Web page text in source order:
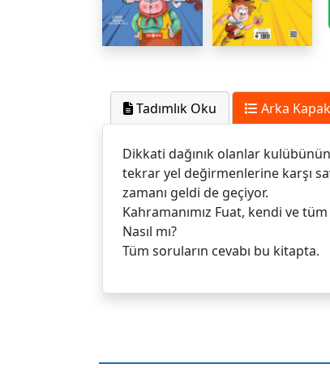
Tadımlık Oku Arka Kapak
Dikkati dağınık olanlar
tekrar yel değirmenlerine karşı
zamanı geldi de geçiyor.
Kahramanımız Fuat, kendi ve
Nasıl mı?
Tüm soruların cevabı bu kitapta.